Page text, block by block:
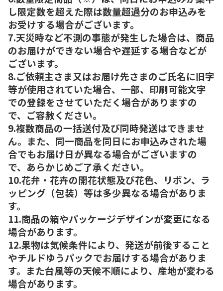
し限定数を超えた際は数量超過分のお申込みを
お受けする場合がございます。
7.天災時など不測の事態が発生した場合は、商品
のお届けができない場合や遅延する場合などが
ございます。
8.ご依頼主さま又はお届け先さまのご氏名に旧字
等が使用されていた場合、一部、印刷可能文字
での登録をさせていただく場合がありますの
で、ご容赦ください。
9.複数商品の一括送付及び同時発送はできませ
ん。また、同一商品を同日にお申込みされた場
合でもお届け日が異なる場合がございますの
で、あらかじめご了承ください。
10.花弁・花卉の開花状態及び花色、リボン、ラ
ッピング（包装）等は多少異なる場合がありま
す。
11.商品の箱やパッケージデザインが変更になる
場合があります。
12.果物は気候条件により、発送が前後すること
やチルドゆうパックでお届けする場合がありま
す。また台風等の天候不順により、産地が変わる
場合があります。